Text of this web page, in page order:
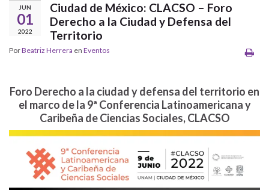
JUN
01
2022
Ciudad de México: CLACSO – Foro
Derecho a la Ciudad y Defensa del
Territorio
PorBeatriz Herrera en Eventos
Foro Derecho a la ciudad y defensa del territorio en
el marco de la 9ª Conferencia Latinoamericana y
Caribeña de Ciencias Sociales, CLACSO